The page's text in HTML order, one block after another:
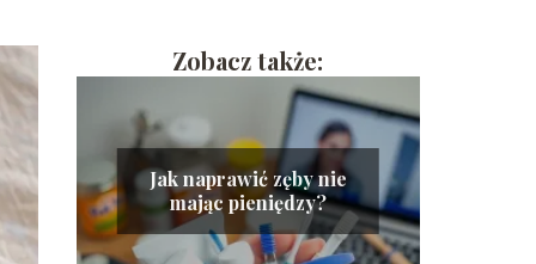
Zobacz także:
Jak naprawić zęby nie
mając pieniędzy?